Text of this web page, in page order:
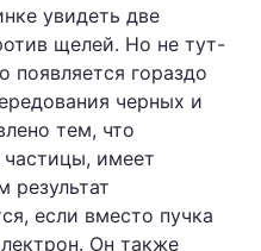
увидеть две
щелей. Но не тут-
появляется гораздо
черных и
тем, что
имеет
результат
если вместо пучка
Он также